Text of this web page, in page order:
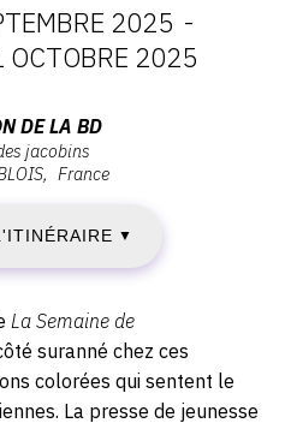
DATES
:
SAMEDI
6
SEPTEMBRE
2025
-
2025 -
OCTOBRE 2025
DE LA BD
jacobins
France
▼
La Semaine de
suranné chez ces
colorées qui sentent le
La presse de jeunesse